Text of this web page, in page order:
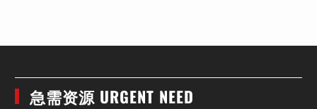
急需资源 URGENT NEED